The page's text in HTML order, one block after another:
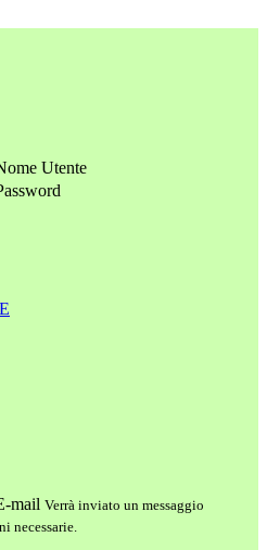
Utente
mail Verrà inviato un messaggio
necessarie.